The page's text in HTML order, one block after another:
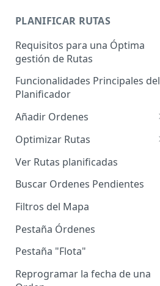
Enterprise]
Vehículos
Agrupación de dispositivos
Asignación de dispositivos a
usuarios
PLANIFICAR RUTAS
Requisitos para una Óptima
gestión de Rutas
Funcionalidades Principales del
Planificador
Añadir Ordenes
Definición de una Orden
Añadir de forma manual
Añadir con el archivo standard
Añadir con Plantilla propia
Añadir con la plantilla
Añadir desde Tiendas e-
Optimizar Rutas
¿Cómo Saber si mi ruta está
optimizada?
Variables para optimizar las
Rutas
Definir la Ventana Horaria de
Ver Rutas planificadas
Buscar Ordenes Pendientes
Filtros del Mapa
Pestaña Órdenes
Pestaña "Flota"
Reprogramar la fecha de una